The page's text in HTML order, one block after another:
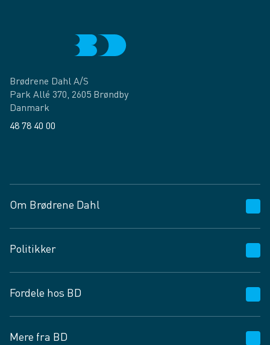
Brødrene Dahl A/S
Park Allé 370, 2605 Brøndby
Danmark
48 78 40 00
Om Brødrene Dahl
Vagttelefon 30 10 89 89
Spørgsmål og svar
Job og karriere
Fødevarekontrolrapport
Politikker
Privatlivspolitik
Cookies
Vilkår og betingelser
Fordele hos BD
Mere fra BD